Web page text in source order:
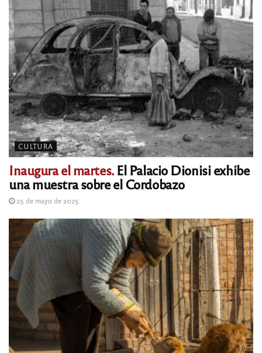
CULTURA
Inaugura el martes.El Palacio Dionisi exhibe
una muestra sobre el Cordobazo
25 de mayo de 2025